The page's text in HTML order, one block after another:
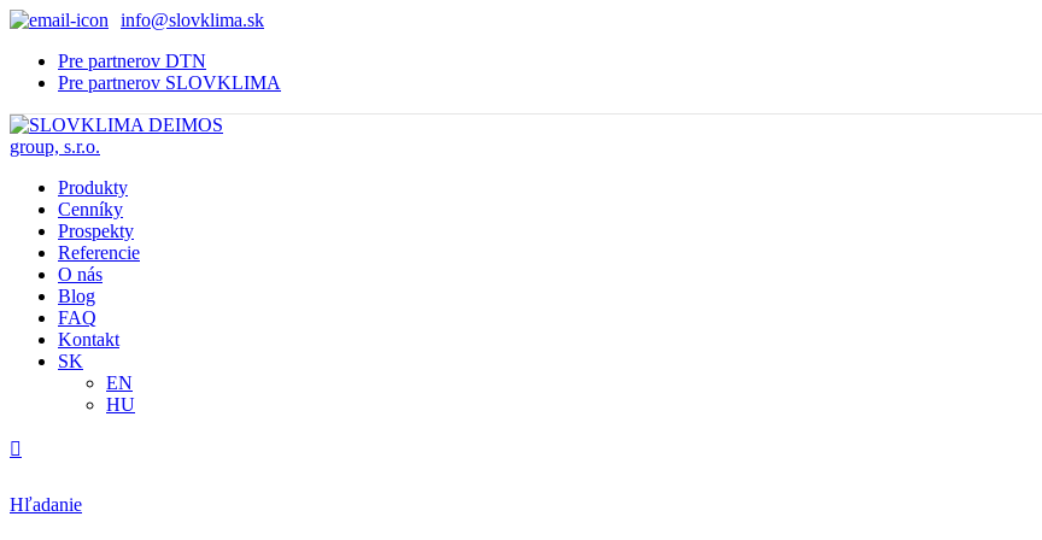
info@slovklima.sk
Pre partnerov DTN
Pre partnerov SLOVKLIMA
Produkty
Cenníky
Prospekty
Referencie
O nás
Blog
FAQ
Kontakt
SK
EN
HU
Hľadanie